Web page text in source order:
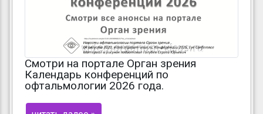
Смотри на портале Орган зрения
Календарь конференций по
офтальмологии 2026 года.